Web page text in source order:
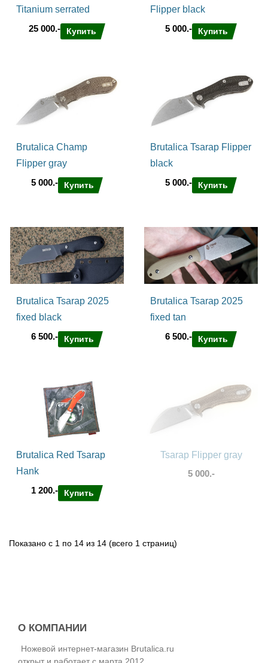
Titanium serrated
25 000.-
Купить
Flipper black
5 000.-
Купить
Brutalica Champ
Flipper gray
5 000.-
Купить
Brutalica Tsarap Flipper
black
5 000.-
Купить
Brutalica Tsarap 2025
fixed black
6 500.-
Купить
Brutalica Tsarap 2025
fixed tan
6 500.-
Купить
Brutalica Red Tsarap
Hank
1 200.-
Купить
Tsarap Flipper gray
5 000.-
Показано с 1 по 14 из 14 (всего 1 страниц)
О КОМПАНИИ
Ножевой интернет-магазин Brutalica.ru
открыт и работает с марта 2012